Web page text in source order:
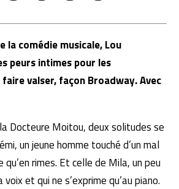
la comédie musicale, Lou
peurs intimes pour les
valser, façon Broadway. Avec
Docteure Moitou, deux solitudes se
un jeune homme touché d’un mal
qu’en rimes. Et celle de Mila, un peu
et qui ne s’exprime qu’au piano.